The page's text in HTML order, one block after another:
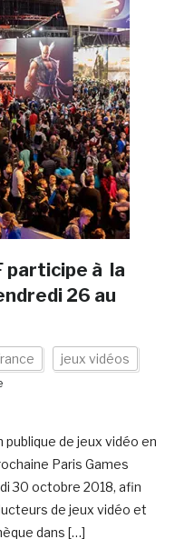
participe à la
26 au
jeux vidéos
de jeux vidéo en
Paris Games
30 octobre 2018, afin
de jeux vidéo et
dans […]